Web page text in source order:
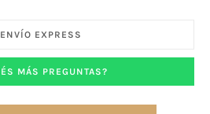
ENVÍO EXPRESS
MÁS PREGUNTAS?